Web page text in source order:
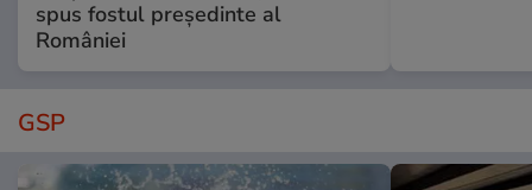
spus fostul președinte al
României
GSP